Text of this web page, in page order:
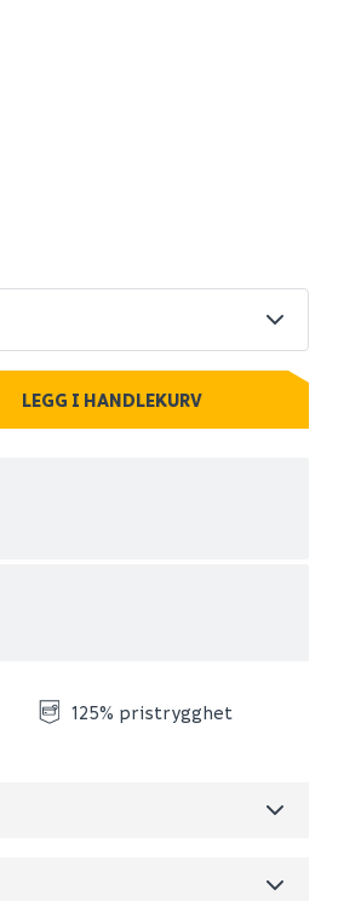
Hent
LEGG I HANDLEKURV
125% pristrygghet